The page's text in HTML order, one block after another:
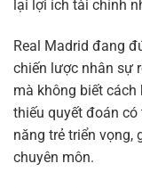
lại lợi ích tài chính
Real Madrid đang
chiến lược nhân sự
mà không biết
thiếu quyết đoán
năng trẻ triển vọng,
chuyên môn.